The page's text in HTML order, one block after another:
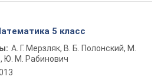
5 класс
А. Г. Мерзляк, В. Б. Полонский, М.
Ю. М. Рабинович